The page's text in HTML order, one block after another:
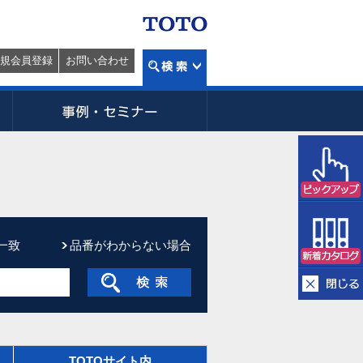
会員登録 お問い合わせ
致 品番がわからない場合